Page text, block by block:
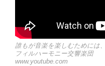
誰もが音楽を楽しむためには
フィルハーモニー交響楽団
www.youtube.com